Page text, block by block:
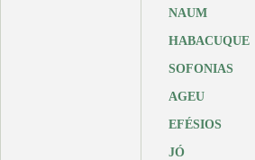
NAUM
HABACUQUE
SOFONIAS
AGEU
EFÉSIOS
JÓ